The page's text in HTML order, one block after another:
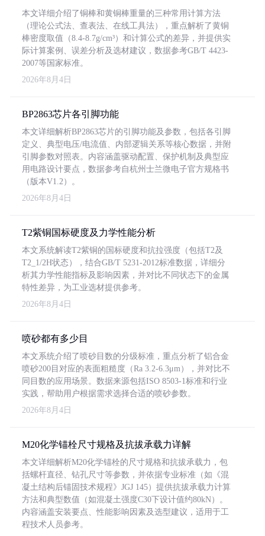
本文详细介绍了铜棒和黄铜棒重量的三种常用计算方法
（理论公式法、查表法、在线工具法），重点解析了黄铜
棒密度取值（8.4-8.7g/cm³）和计算公式的差异，并提供实
际计算案例、误差分析及选材建议，数据参考GB/T 4423-
2007等国家标准。
2026年8月4日
BP2863芯片各引脚功能
本文详细解析BP2863芯片的引脚功能及参数，包括各引脚
定义、典型电压/电流值、内部逻辑关系等核心数据，并附
引脚参数对照表。内容涵盖驱动配置、保护机制及典型应
用电路设计要点，数据参考自杭州士兰微电子官方规格书
（版本V1.2）。
2026年8月4日
T2紫铜国标硬度及力学性能分析
本文系统解读T2紫铜的国标硬度和抗拉强度（包括T2及
T2_1/2H状态），结合GB/T 5231-2012标准数据，详细分
析其力学性能指标及影响因素，并对比不同状态下的金属
特性差异，为工业选材提供参考。
2026年8月4日
喷砂都有多少目
本文系统介绍了喷砂目数的分级标准，重点分析了铝合金
喷砂200目对应的表面粗糙度（Ra 3.2-6.3μm），并对比不
同目数的应用场景。数据来源包括ISO 8503-1标准和行业
实践，帮助用户根据需求选择合适的喷砂参数。
2026年8月4日
M20化学锚栓尺寸规格及抗拔承载力详解
本文详细解析M20化学锚栓的尺寸规格和抗拔承载力，包
括螺杆直径、钻孔尺寸等参数，并依据专业标准（如《混
凝土结构后锚固技术规程》JGJ 145）提供抗拔承载力计算
方法和典型数值（如混凝土强度C30下设计值约80kN）。
内容涵盖安装要点、性能影响因素及选型建议，适用于工
程技术人员参考。